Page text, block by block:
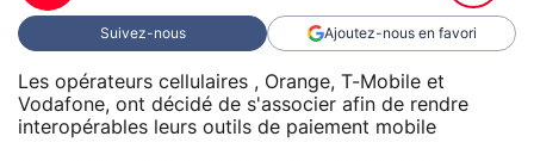
Suivez-nous Ajoutez-nous en favori
Les opérateurs cellulaires , Orange, T-Mobile et
Vodafone, ont décidé de s'associer afin de rendre
interopérables leurs outils de paiement mobile